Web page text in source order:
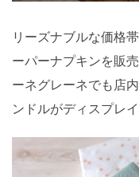
リーズナブルな価格
ーパーナプキンを販
ーネグレーネでも店
ンドルがディスプレ